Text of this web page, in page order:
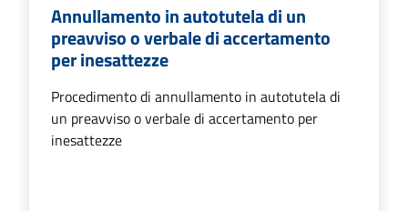
Annullamento in autotutela di un
preavviso o verbale di accertamento
per inesattezze
Procedimento di annullamento in autotutela di
un preavviso o verbale di accertamento per
inesattezze